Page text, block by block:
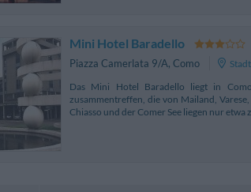
Mini Hotel Baradello
Piazza Camerlata 9/A, Como
Das Mini Hotel Baradello liegt in
zusammentreffen, die von Mailand,
Chiasso und der Comer See liegen nur etwa